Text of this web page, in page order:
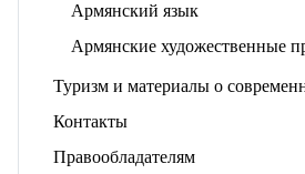
Армянский язык
Армянские художественные
Туризм и материалы о
Контакты
Правообладателям